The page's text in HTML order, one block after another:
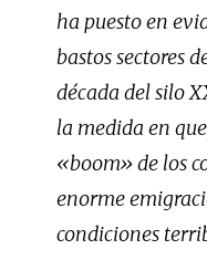
ha puesto en
bastos sectores
década del silo
la medida en
«boom» de los
enorme
condiciones